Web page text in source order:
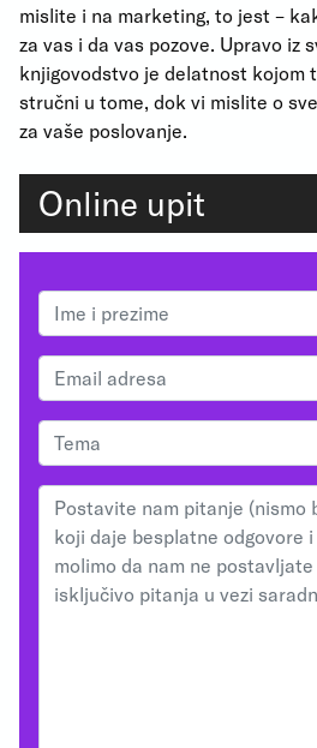
mislite i na marketing, to jest –
za vas i da vas pozove. Upravo iz
knjigovodstvo je delatnost kojom
stručni u tome, dok vi mislite o
za vaše poslovanje.
Online upit